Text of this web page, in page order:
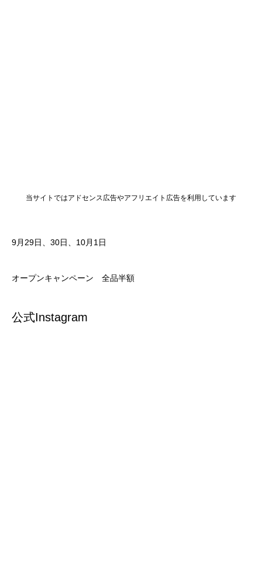
当サイトではアドセンス広告やアフリエイト広告を利用しています
9月29日、30日、10月1日
オープンキャンペーン 全品半額
公式Instagram